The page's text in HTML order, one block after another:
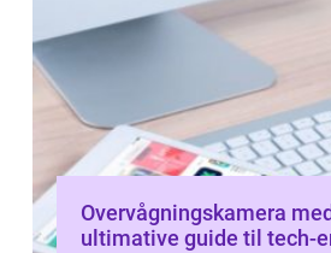
Overvågningskamera
ultimative guide til tech-